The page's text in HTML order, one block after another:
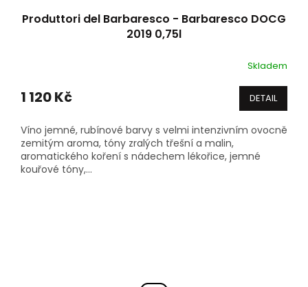
Produttori del Barbaresco - Barbaresco DOCG
2019 0,75l
Skladem
1 120 Kč DETAIL
Víno jemné, rubínové barvy s velmi intenzivním ovocně
zemitým aroma, tóny zralých třešní a malin,
aromatického koření s nádechem lékořice, jemné
kouřové tóny,...